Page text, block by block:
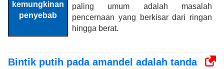
paling umum adalah masalah
pencernaan yang berkisar dari ringan
hingga berat.
Bintik putih pada amandel adalah tanda